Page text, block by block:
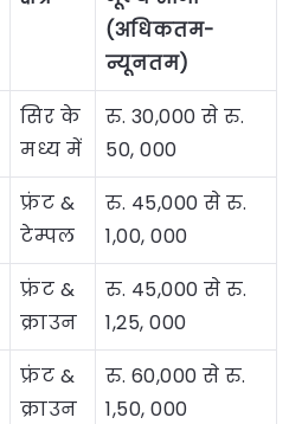
(अधिकतम-
न्यूनतम)
सिर के
मध्य में
रु. 30,000 से रु.
50, 000
फ्रंट &
टेम्पल
रु. 45,000 से रु.
1,00, 000
फ्रंट &
क्राउन
रु. 45,000 से रु.
1,25, 000
फ्रंट &
क्राउन
रु. 60,000 से रु.
1,50, 000